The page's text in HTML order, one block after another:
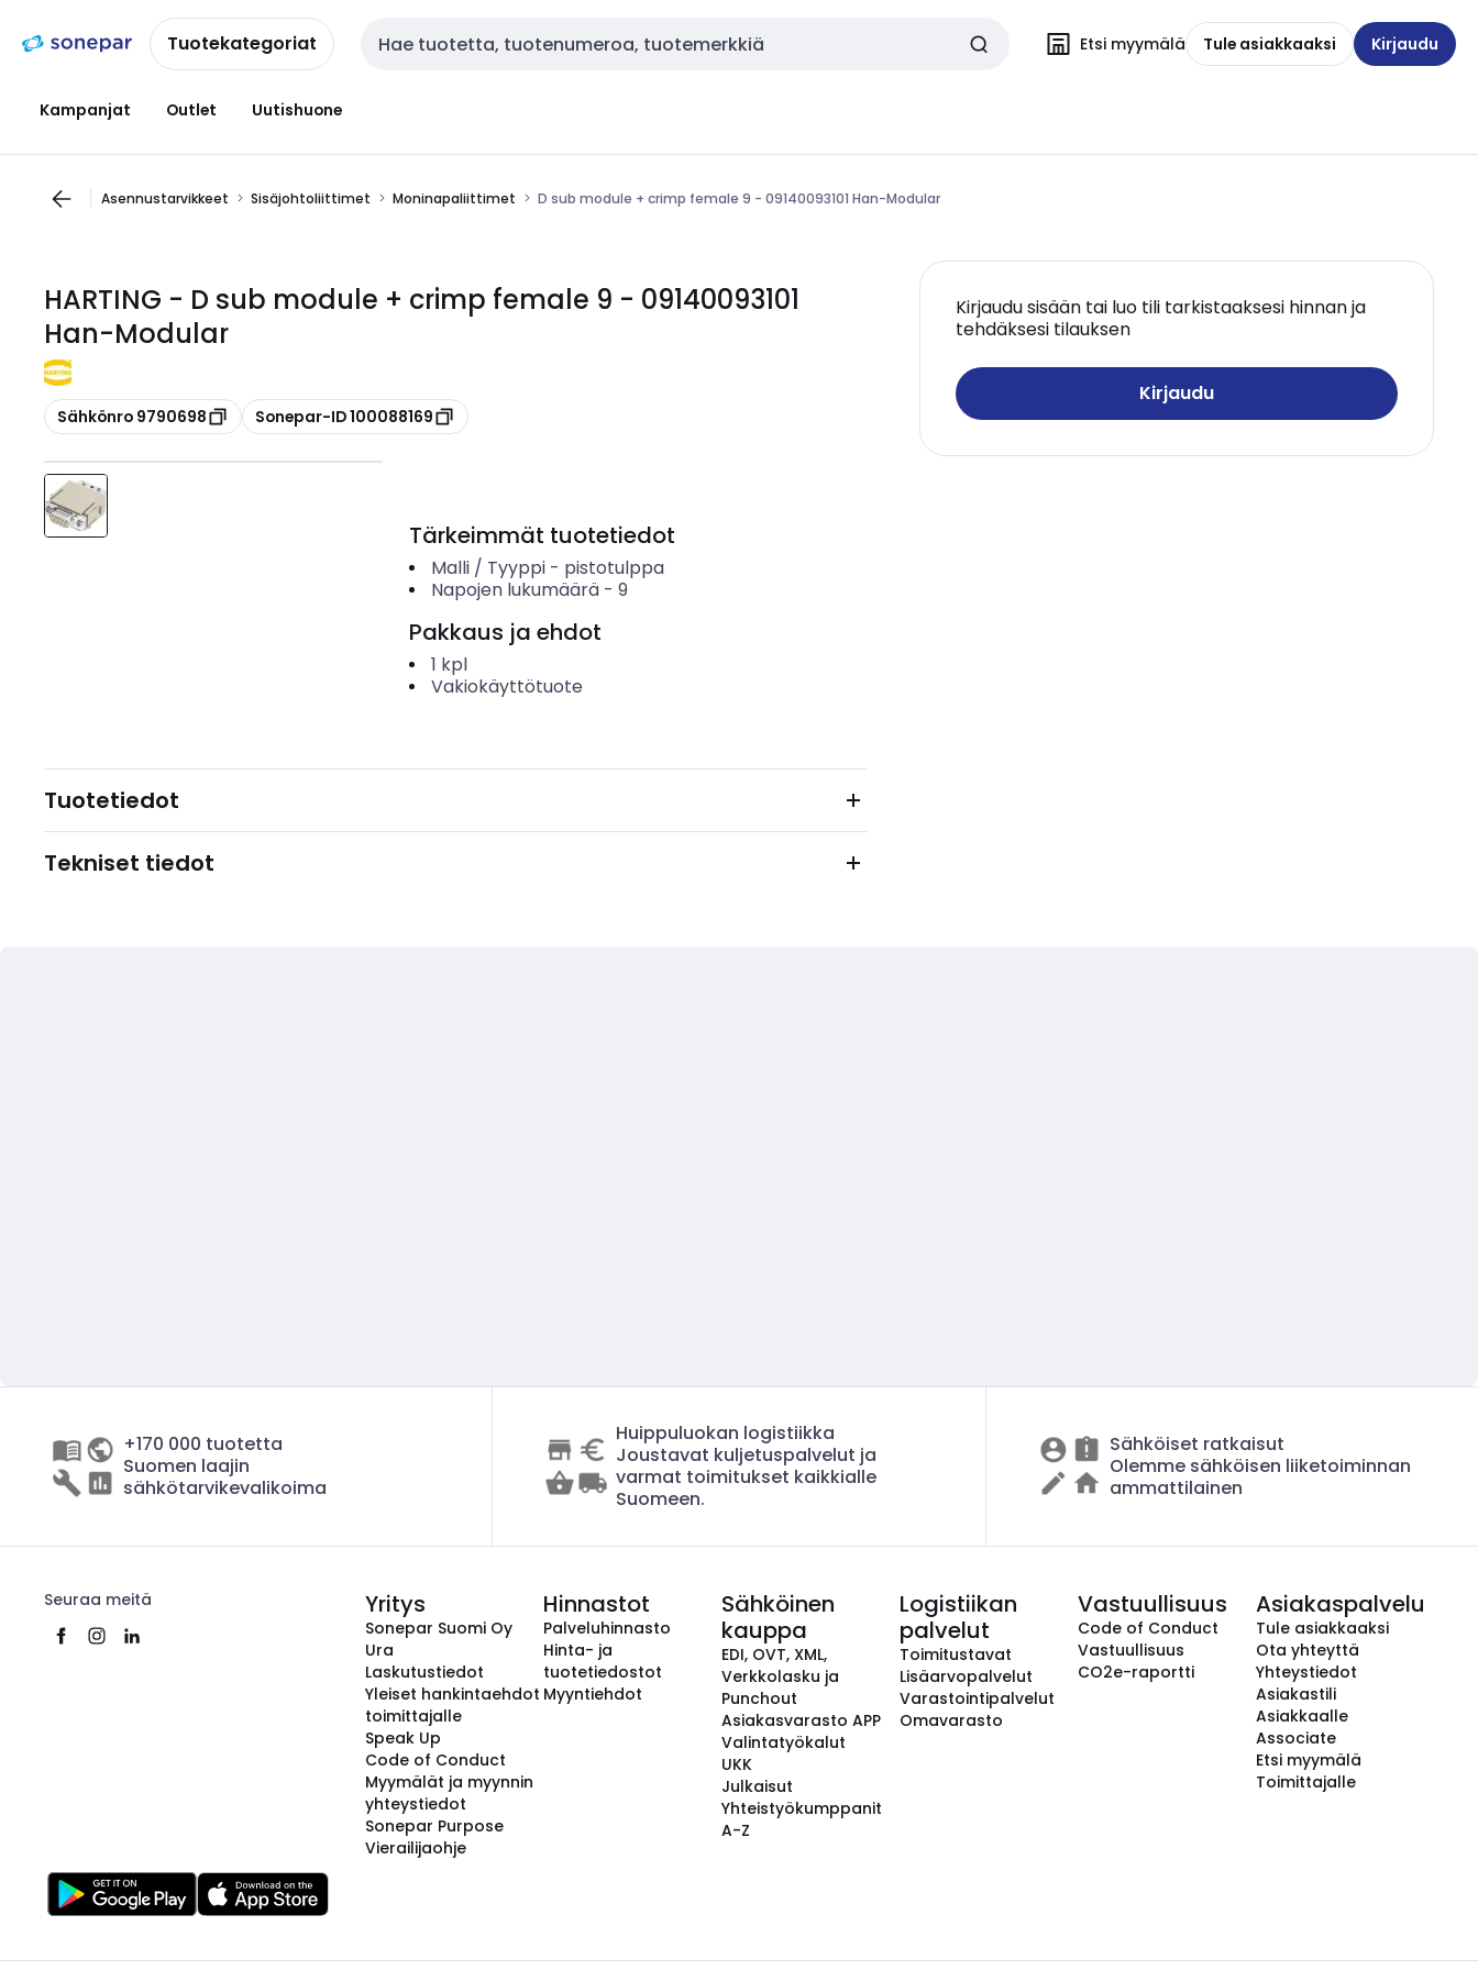
navigointiinsisältöönTuotekategoriat Haku Etsi myymälä Tule asiakkaaksi Kirjaudu
Kampanjat Outlet Uutishuone
Asennustarvikkeet Sisäjohtoliittimet Moninapaliittimet D sub module + crimp female 9 - 09140093101 Han-Modular
HARTING - D sub module + crimp female 9 - 09140093101
Han-Modular
Kopioi
Sähkönro 9790698 Kopioi
Sonepar-ID 100088169
Kirjaudu sisään tai luo tili tarkistaaksesi hinnan ja
tehdäksesi tilauksen
Kirjaudu
Tärkeimmät tuotetiedot
Malli / Tyyppi- pistotulppa
Napojen lukumäärä- 9
Pakkaus ja ehdot
1 kpl
Vakiokäyttötuote
Tuotetiedot
Tekniset tiedot
+170 000 tuotetta
Suomen laajin
sähkötarvikevalikoima
Huippuluokan logistiikka
Joustavat kuljetuspalvelut ja
varmat toimitukset kaikkialle
Suomeen.
Sähköiset ratkaisut
Olemme sähköisen liiketoiminnan
ammattilainen
Seuraa meitä Yritys
Sonepar Suomi Oy
Ura
Laskutustiedot
Yleiset hankintaehdot
toimittajalle
Speak Up
Code of Conduct
Myymälät ja myynnin
yhteystiedot
Sonepar Purpose
Vierailijaohje
Hinnastot
Palveluhinnasto
Hinta- ja
tuotetiedostot
Myyntiehdot
Sähköinen
kauppa
EDI, OVT, XML,
Verkkolasku ja
Punchout
Asiakasvarasto APP
Valintatyökalut
UKK
Julkaisut
Yhteistyökumppanit
A-Z
Logistiikan
palvelut
Toimitustavat
Lisäarvopalvelut
Varastointipalvelut
Omavarasto
Vastuullisuus
Code of Conduct
Vastuullisuus
CO2e-raportti
Asiakaspalvelu
Tule asiakkaaksi
Ota yhteyttä
Yhteystiedot
Asiakastili
Asiakkaalle
Associate
Etsi myymälä
Toimittajalle